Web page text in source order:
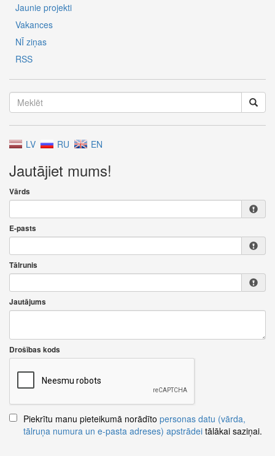
Jaunie projekti
Vakances
NĪ ziņas
RSS
LV RU EN
Jautājiet mums!
Vārds
E-pasts
Tālrunis
Jautājums
Drošības kods
Piekrītu manu pieteikumā norādīto personas datu (vārda,
tālruņa numura un e-pasta adreses) apstrādei tālākai saziņai.